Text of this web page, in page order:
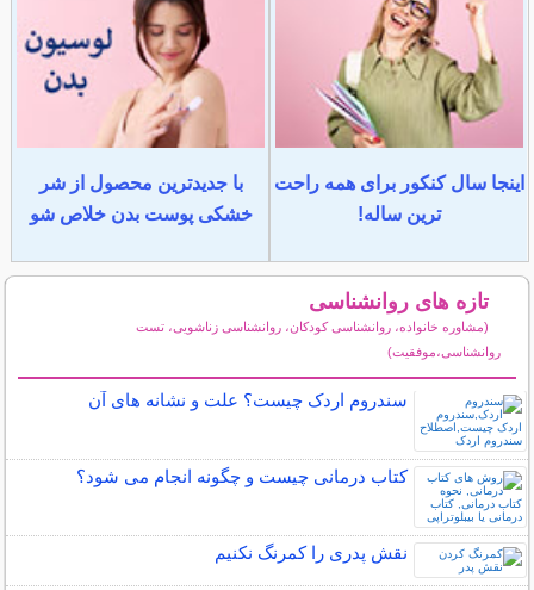
اینجا سال کنکور برای همه راحت
ترین ساله!
با جدیدترین محصول از شر
خشکی پوست بدن خلاص شو
تازه های روانشناسی
(مشاوره خانواده، روانشناسی کودکان، روانشناسی زناشویی، تست
روانشناسی،موفقیت)
سندروم اردک چیست؟ علت و نشانه های آن
کتاب درمانی چیست و چگونه انجام می شود؟
نقش پدری را کمرنگ نکنیم